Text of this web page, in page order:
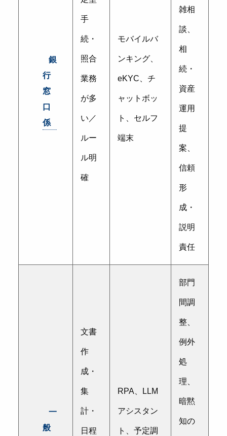
銀
行
窓
口
係
手
続・
照合
業務
が多
い／
ルー
ル明
確
モバイルバ
ンキング、
eKYC、チ
ャットボッ
ト、セルフ
端末
雑相
談、
相
続・
資産
運用
提
案、
信頼
形
成・
説明
責任
一
般
文書
作
成・
集
計・
日程
RPA、LLM
アシスタン
ト、予定調
部門
間調
整、
例外
処
理、
暗黙
知の